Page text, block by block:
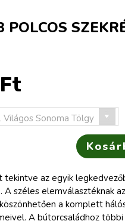
POLCOS
tekintve az egyik
A széles elemválasztéknak
a komplett
A bútorcsaládhoz